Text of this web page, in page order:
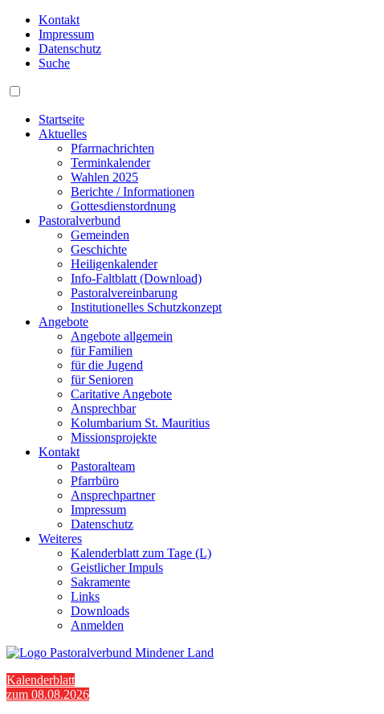
Kontakt
Impressum
Datenschutz
Suche
Startseite
Aktuelles
Pfarrnachrichten
Terminkalender
Wahlen 2025
Berichte / Informationen
Gottesdienstordnung
Pastoralverbund
Gemeinden
Geschichte
Heiligenkalender
Info-Faltblatt (Download)
Pastoralvereinbarung
Institutionelles Schutzkonzept
Angebote
Angebote allgemein
für Familien
für die Jugend
für Senioren
Caritative Angebote
Ansprechbar
Kolumbarium St. Mauritius
Missionsprojekte
Kontakt
Pastoralteam
Pfarrbüro
Ansprechpartner
Impressum
Datenschutz
Weiteres
Kalenderblatt zum Tage (L)
Geistlicher Impuls
Sakramente
Links
Downloads
Anmelden
Kalenderblatt
zum 08.08.2026